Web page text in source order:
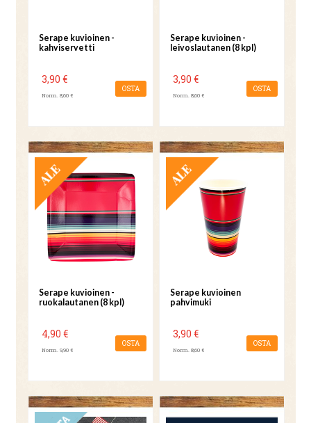
Serape kuvioinen -
kahviservetti
3,90 €
Norm. 8,60 €
OSTA
Serape kuvioinen -
leivoslautanen (8 kpl)
3,90 €
Norm. 8,60 €
OSTA
TARJOUS
Serape kuvioinen -
ruokalautanen (8 kpl)
4,90 €
Norm. 9,90 €
OSTA
TARJOUS
Serape kuvioinen
pahvimuki
3,90 €
Norm. 8,60 €
OSTA
UUTUUS